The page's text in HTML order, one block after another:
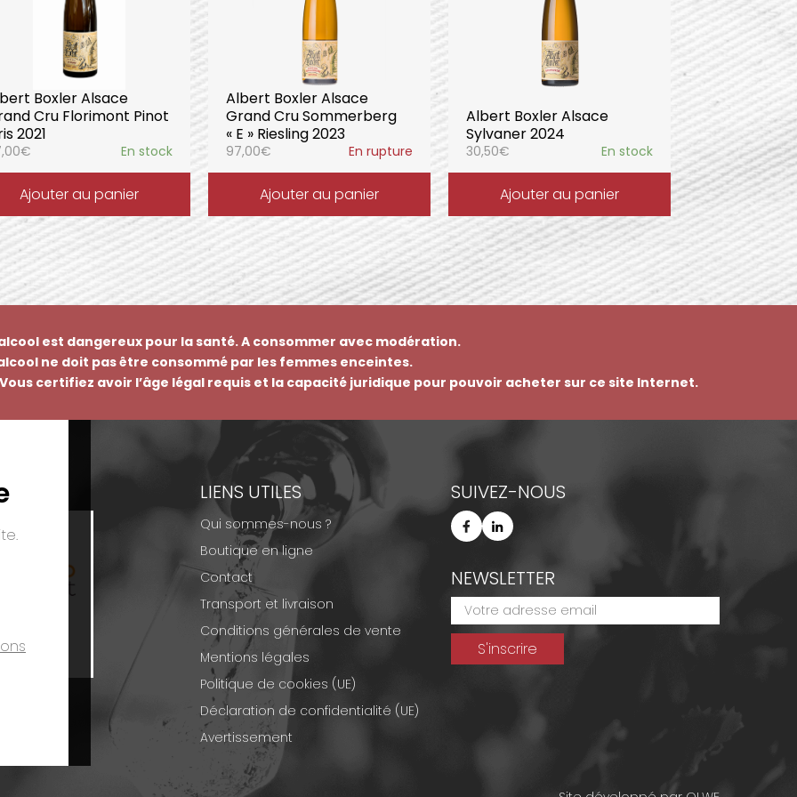
Boxler Alsace
Cru Florimont Pinot
2021
€ En stock
Ajouter au panier
Albert Boxler Alsace
Grand Cru Sommerberg
« E » Riesling 2023
97,00€ En rupture
Ajouter au panier
Albert Boxler Alsace
Sylvaner 2024
30,50€ En stock
Ajouter au panier
est dangereux pour la santé. A consommer avec modération.
ne doit pas être consommé par les femmes enceintes.
certifiez avoir l’âge légal requis et la capacité juridique pour pouvoir acheter sur ce site Internet.
LIENS UTILES
Qui sommes-nous ?
Boutique en ligne
Contact
Transport et livraison
Conditions générales de vente
Mentions légales
Politique de cookies (UE)
Déclaration de confidentialité (UE)
Avertissement
SUIVEZ-NOUS
NEWSLETTER